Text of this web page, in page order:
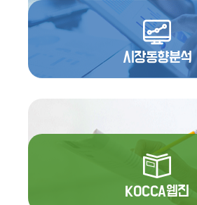
시장동향분석
KOCCA웹진